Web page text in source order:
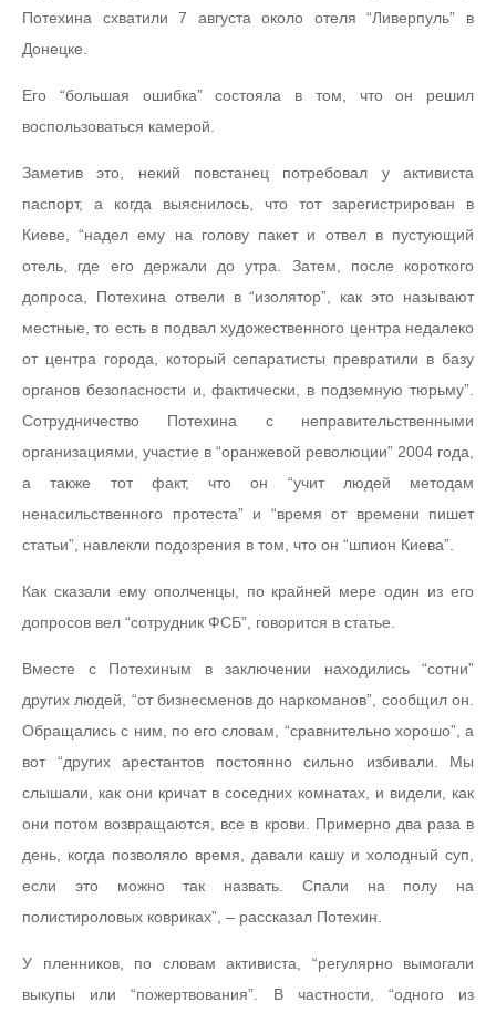
Потехина схватили 7 августа около отеля “Ливерпуль” в
Донецке.
Его “большая ошибка” состояла в том, что он решил
воспользоваться камерой.
Заметив это, некий повстанец потребовал у активиста
паспорт, а когда выяснилось, что тот зарегистрирован в
Киеве, “надел ему на голову пакет и отвел в пустующий
отель, где его держали до утра. Затем, после короткого
допроса, Потехина отвели в “изолятор”, как это называют
местные, то есть в подвал художественного центра недалеко
от центра города, который сепаратисты превратили в базу
органов безопасности и, фактически, в подземную тюрьму”.
Сотрудничество Потехина с неправительственными
организациями, участие в “оранжевой революции” 2004 года,
а также тот факт, что он “учит людей методам
ненасильственного протеста” и “время от времени пишет
статьи”, навлекли подозрения в том, что он “шпион Киева”.
Как сказали ему ополченцы, по крайней мере один из его
допросов вел “сотрудник ФСБ”, говорится в статье.
Вместе с Потехиным в заключении находились “сотни”
других людей, “от бизнесменов до наркоманов”, сообщил он.
Обращались с ним, по его словам, “сравнительно хорошо”, а
вот “других арестантов постоянно сильно избивали. Мы
слышали, как они кричат в соседних комнатах, и видели, как
они потом возвращаются, все в крови. Примерно два раза в
день, когда позволяло время, давали кашу и холодный суп,
если это можно так назвать. Спали на полу на
полистироловых ковриках”, – рассказал Потехин.
У пленников, по словам активиста, “регулярно вымогали
выкупы или “пожертвования”. В частности, “одного из